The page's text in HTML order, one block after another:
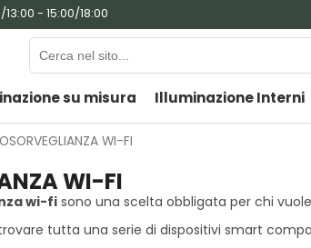
- 15:00/18:00
su misura Illuminazione Interni
WI-FI
WI-FI
wi-fisono una scelta obbligata per chi
tutta una serie di dispositivi smart